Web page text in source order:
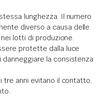
lunghezza. Il numero
diverso a causa delle
lotti di produzione.
protette dalla luce
la consistenza
anni evitano il contatto,